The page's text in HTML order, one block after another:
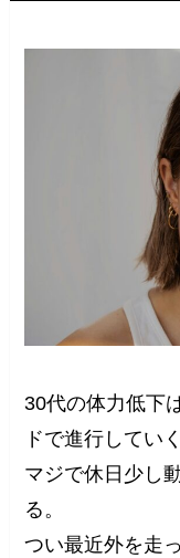
30代の体力低下
ドで進行していく
マジで休日少し
る。
つい最近外を走